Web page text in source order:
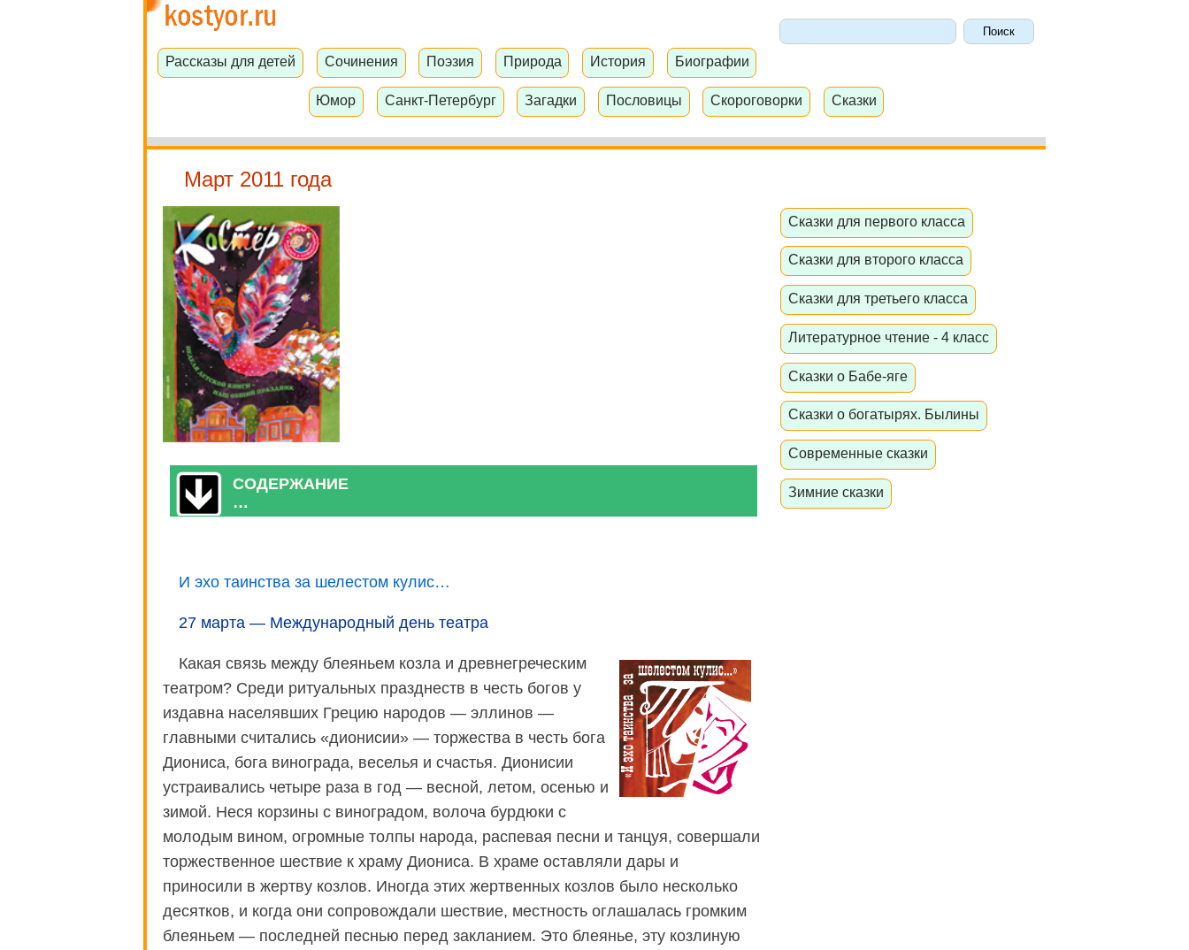
Рассказы для детей Сочинения Поэзия Природа История Биографии
Юмор Санкт-Петербург Загадки Пословицы Скороговорки Сказки
Март 2011 года
СОДЕРЖАНИЕ
…
И эхо таинства за шелестом кулис…
27 марта — Международный день театра
Какая связь между блеяньем козла и древнегреческим
театром? Среди ритуальных празднеств в честь богов у
издавна населявших Грецию народов — эллинов —
главными считались «дионисии» — торжества в честь бога
Диониса, бога винограда, веселья и счастья. Дионисии
устраивались четыре раза в год — весной, летом, осенью и
зимой. Неся корзины с виноградом, волоча бурдюки с
молодым вином, огромные толпы народа, распевая песни и танцуя, совершали
торжественное шествие к храму Диониса. В храме оставляли дары и
приносили в жертву козлов. Иногда этих жертвенных козлов было несколько
десятков, и когда они сопровождали шествие, местность оглашалась громким
блеяньем — последней песнью перед закланием. Это блеянье, эту козлиную
Сказки для первого класса
Сказки для второго класса
Сказки для третьего класса
Литературное чтение - 4 класс
Сказки о Бабе-яге
Сказки о богатырях. Былины
Современные сказки
Зимние сказки